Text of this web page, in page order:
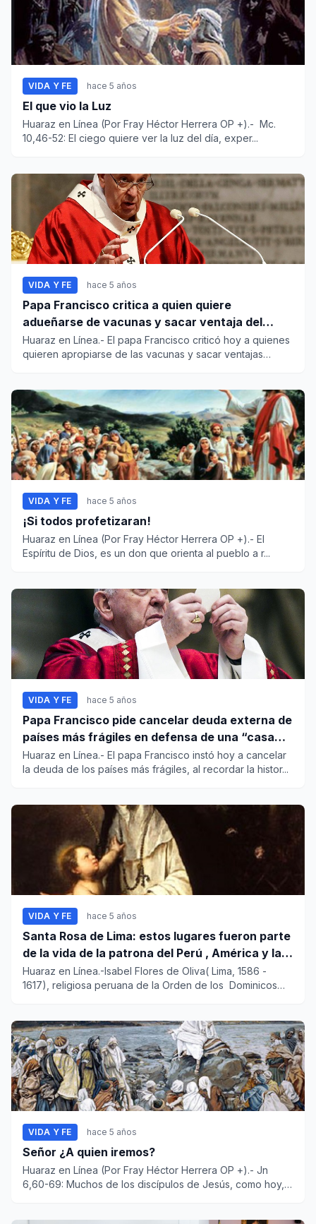
VIDA Y FE hace 5 años
El que vio la Luz
Huaraz en Línea (Por Fray Héctor Herrera OP +).- Mc.
10,46-52: El ciego quiere ver la luz del día, exper...
VIDA Y FE hace 5 años
Papa Francisco critica a quien quiere
adueñarse de vacunas y sacar ventaja del
covid-19
Huaraz en Línea.- El papa Francisco criticó hoy a quienes
quieren apropiarse de las vacunas y sacar ventajas
VIDA Y FE hace 5 años
¡Si todos profetizaran!
Huaraz en Línea (Por Fray Héctor Herrera OP +).- El
Espíritu de Dios, es un don que orienta al pueblo a r...
VIDA Y FE hace 5 años
Papa Francisco pide cancelar deuda externa de
países más frágiles en defensa de una “casa
común”
Huaraz en Línea.- El papa Francisco instó hoy a cancelar
la deuda de los países más frágiles, al recordar la histor...
VIDA Y FE hace 5 años
Santa Rosa de Lima: estos lugares fueron parte
de la vida de la patrona del Perú , América y las
Filipinas
Huaraz en Línea.-Isabel Flores de Oliva( Lima, 1586 -
1617), religiosa peruana de la Orden de los Dominicos
VIDA Y FE hace 5 años
Señor ¿A quien iremos?
Huaraz en Línea (Por Fray Héctor Herrera OP +).- Jn
6,60-69: Muchos de los discípulos de Jesús, como hoy,